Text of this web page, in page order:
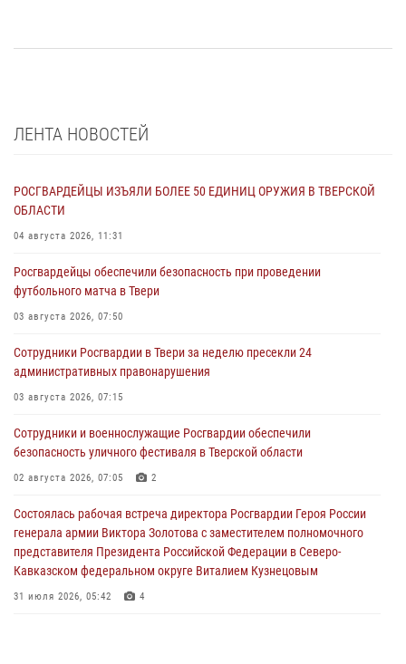
ЛЕНТА НОВОСТЕЙ
РОСГВАРДЕЙЦЫ ИЗЪЯЛИ БОЛЕЕ 50 ЕДИНИЦ ОРУЖИЯ В ТВЕРСКОЙ
ОБЛАСТИ
04 августа 2026, 11:31
Росгвардейцы обеспечили безопасность при проведении
футбольного матча в Твери
03 августа 2026, 07:50
Сотрудники Росгвардии в Твери за неделю пресекли 24
административных правонарушения
03 августа 2026, 07:15
Сотрудники и военнослужащие Росгвардии обеспечили
безопасность уличного фестиваля в Тверской области
02 августа 2026, 07:05 2
Состоялась рабочая встреча директора Росгвардии Героя России
генерала армии Виктора Золотова с заместителем полномочного
представителя Президента Российской Федерации в Северо-
Кавказском федеральном округе Виталием Кузнецовым
31 июля 2026, 05:42 4